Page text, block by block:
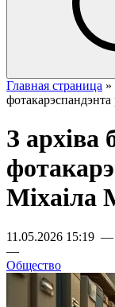
Главная страница »
фотакарэспандэнта
З архіва
Міхаіла
11.05.2026 15:19
—
Общество